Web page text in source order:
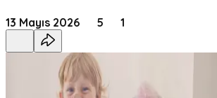
13 Mayıs 2026 5 1